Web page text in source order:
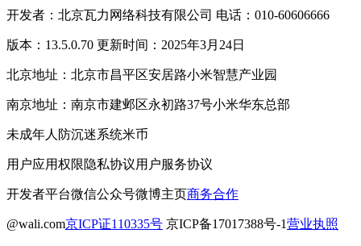
开发者：北京瓦力网络科技有限公司 电话：010-60606666
版本：13.5.0.70 更新时间：2025年3月24日
北京地址：北京市昌平区安居路小米智慧产业园
南京地址：南京市建邺区永初路37号小米华东总部
未成年人防沉迷系统米币
用户应用权限隐私协议用户服务协议
开发者平台微信公众号微博主页商务合作
@wali.com京ICP证110335号 京ICP备17017388号-1营业执照